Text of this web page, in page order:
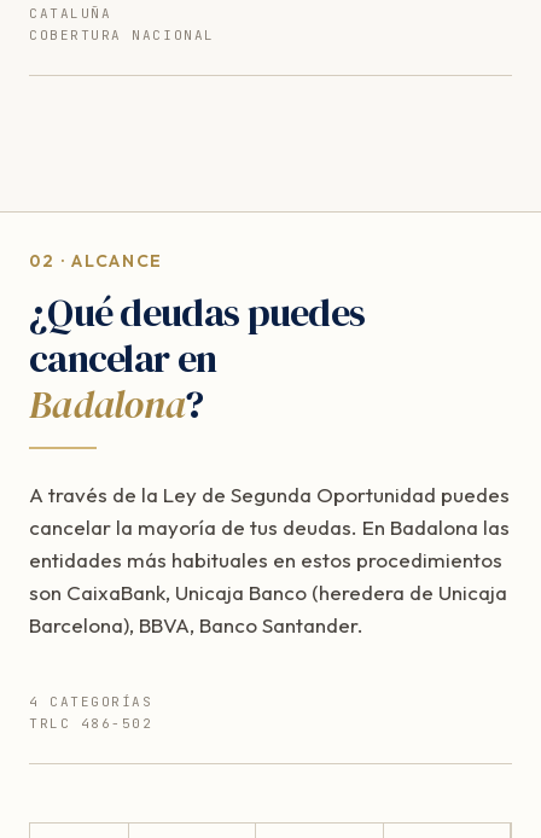
CATALUÑA
COBERTURA NACIONAL
02 · ALCANCE
¿Qué deudas puedes
cancelar en
Badalona?
A través de la Ley de Segunda Oportunidad puedes
cancelar la mayoría de tus deudas. En Badalona las
entidades más habituales en estos procedimientos
son CaixaBank, Unicaja Banco (heredera de Unicaja
Barcelona), BBVA, Banco Santander.
4 CATEGORÍAS
TRLC 486-502